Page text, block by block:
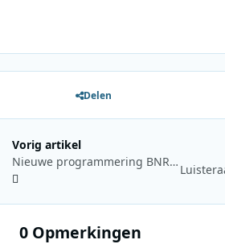
Delen
Vorig artikel
Nieuwe programmering BNR Nieuwsradio van start
0 Opmerkingen